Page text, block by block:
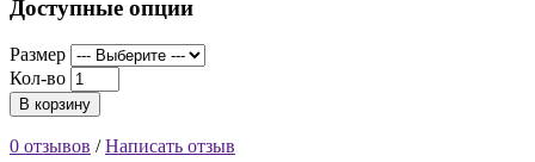
Доступные опции
Размер
Кол-во
В корзину
0 отзывов /Написать отзыв